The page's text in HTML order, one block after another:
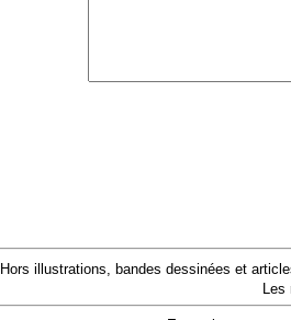
Hors illustrations, bandes dessinées et
Les